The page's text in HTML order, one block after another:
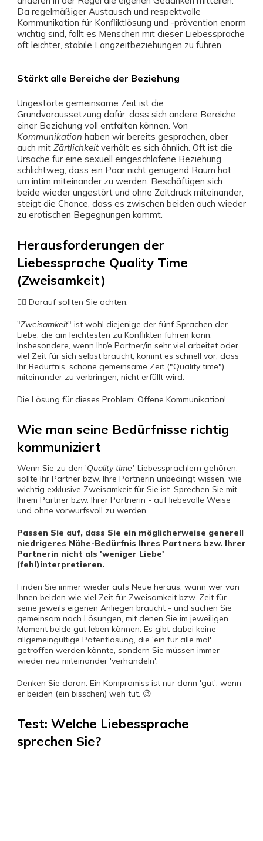
Da regelmäßiger Austausch und respektvolle
Kommunikation für Konfliktlösung und -prävention enorm
wichtig sind, fällt es Menschen mit dieser Liebessprache
oft leichter, stabile Langzeitbeziehungen zu führen.
Stärkt alle Bereiche der Beziehung
Ungestörte gemeinsame Zeit ist die
Grundvoraussetzung dafür, dass sich andere Bereiche
einer Beziehung voll entfalten können. Von
Kommunikation haben wir bereits gesprochen, aber
auch mit Zärtlichkeitverhält es sich ähnlich. Oft ist die
Ursache für eine sexuell eingeschlafene Beziehung
schlichtweg, dass ein Paar nicht genügend Raum hat,
um intim miteinander zu werden. Beschäftigen sich
beide wieder ungestört und ohne Zeitdruck miteinander,
steigt die Chance, dass es zwischen beiden auch wieder
zu erotischen Begegnungen kommt.
Herausforderungen der
Liebessprache Quality Time
(Zweisamkeit)
☝🏻 Darauf sollten Sie achten:
"Zweisamkeit" ist wohl diejenige der fünf Sprachen der
Liebe, die am leichtesten zu Konflikten führen kann.
Insbesondere, wenn Ihr/e Partner/in sehr viel arbeitet oder
viel Zeit für sich selbst braucht, kommt es schnell vor, dass
Ihr Bedürfnis, schöne gemeinsame Zeit ("Quality time")
miteinander zu verbringen, nicht erfüllt wird.
Die Lösung für dieses Problem: Offene Kommunikation!
Wie man seine Bedürfnisse richtig
kommuniziert
Wenn Sie zu den 'Quality time'-Liebessprachlern gehören,
sollte Ihr Partner bzw. Ihre Partnerin unbedingt wissen, wie
wichtig exklusive Zweisamkeit für Sie ist. Sprechen Sie mit
Ihrem Partner bzw. Ihrer Partnerin - auf liebevolle Weise
und ohne vorwurfsvoll zu werden.
Passen Sie auf, dass Sie ein möglicherweise generell
niedrigeres Nähe-Bedürfnis Ihres Partners bzw. Ihrer
Partnerin nicht als 'weniger Liebe'
(fehl)interpretieren.
Finden Sie immer wieder aufs Neue heraus, wann wer von
Ihnen beiden wie viel Zeit für Zweisamkeit bzw. Zeit für
seine jeweils eigenen Anliegen braucht - und suchen Sie
gemeinsam nach Lösungen, mit denen Sie im jeweiligen
Moment beide gut leben können. Es gibt dabei keine
allgemeingültige Patentlösung, die 'ein für alle mal'
getroffen werden könnte, sondern Sie müssen immer
wieder neu miteinander 'verhandeln'.
Denken Sie daran: Ein Kompromiss ist nur dann 'gut', wenn
er beiden (ein bisschen) weh tut. 😉
Test: Welche Liebessprache
sprechen Sie?